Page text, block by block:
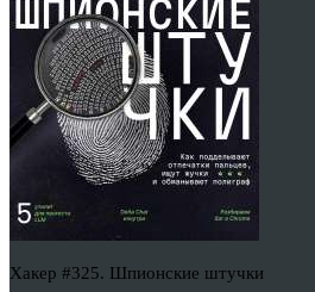
Хакер #325. Шпионские штучки